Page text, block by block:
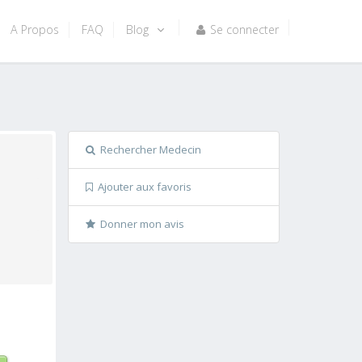
A Propos FAQ Blog Se connecter
Rechercher Medecin
Ajouter aux favoris
Donner mon avis